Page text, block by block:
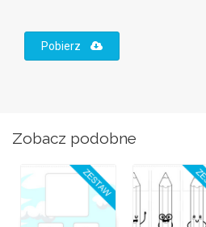
Pobierz
Zobacz podobne